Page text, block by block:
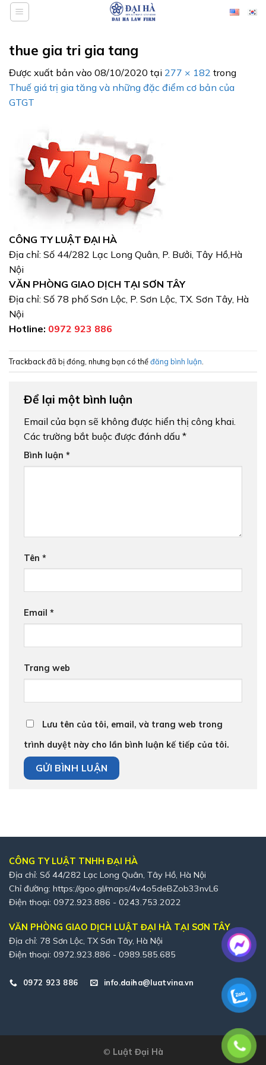
Bỏ
qua
dungthue gia tri gia tang
Được xuất bản vào 08/10/2020 tại 277 × 182 trong
Thuế giá trị gia tăng và những đặc điểm cơ bản của
GTGT
CÔNG TY LUẬT ĐẠI HÀ
Địa chỉ: Số 44/282 Lạc Long Quân, P. Bưởi, Tây Hồ,Hà
Nội
VĂN PHÒNG GIAO DỊCH TẠI SƠN TÂY
Địa chỉ: Số 78 phố Sơn Lộc, P. Sơn Lộc, TX. Sơn Tây, Hà
Nội
Hotline: 0972 923 886
Trackback đã bị đóng, nhưng bạn có thểđăng bình luận
Để lại một bình luận
Email của bạn sẽ không được hiển thị công khai.
Các trường bắt buộc được đánh dấu *
Bình luận *
Tên *
Email *
Trang web
Lưu tên của tôi, email, và trang web trong
trình duyệt này cho lần bình luận kế tiếp của tôi.
CÔNG TY LUẬT TNHH ĐẠI HÀ
Địa chỉ: Số 44/282 Lạc Long Quân, Tây Hồ, Hà Nội
Chỉ đường: https://goo.gl/maps/4v4o5deBZob33nvL6
Điện thoại: 0972.923.886 - 0243.753.2022
VĂN PHÒNG GIAO DỊCH LUẬT ĐẠI HÀ TẠI SƠN TÂY
Địa chỉ: 78 Sơn Lộc, TX Sơn Tây, Hà Nội
Điện thoại: 0972.923.886 - 0989.585.685
0972 923 886 info.daiha@luatvina.vn
© Luật Đại Hà